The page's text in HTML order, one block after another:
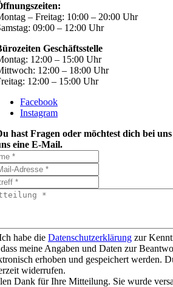
– Freitag: 10:00 – 20:00 Uhr
09:00 – 12:00 Uhr
Geschäftsstelle
12:00 – 15:00 Uhr
12:00 – 18:00 Uhr
12:00 – 15:00 Uhr
Facebook
Instagram
hast Fragen oder möchtest dich bei
eine E-Mail.
habe die Datenschutzerklärung zur
meine Angaben und Daten zur
erhoben und gespeichert werden.
widerrufen.
Dank für Ihre Mitteilung. Sie wurde